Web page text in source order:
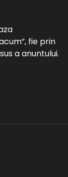
fie prin
a anuntului.